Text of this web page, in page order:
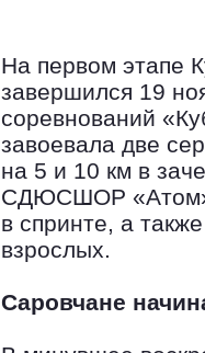
На первом этапе
завершился 19
соревнований
завоевала две
на 5 и 10 км в
СДЮСШОР
в спринте, а
взрослых.
Саровчане